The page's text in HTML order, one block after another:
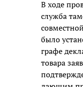
В ходе
служба
было
графе
товара